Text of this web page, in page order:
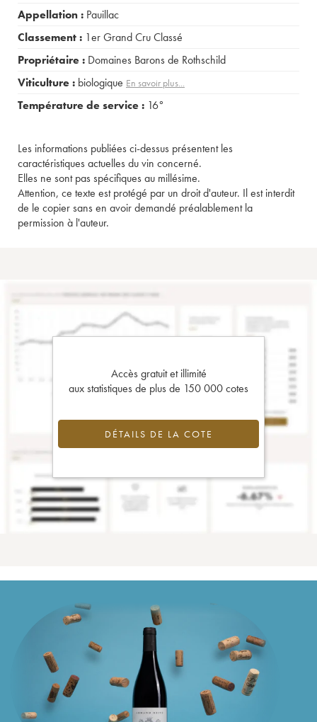
Appellation : Pauillac
Classement : 1er Grand Cru Classé
Propriétaire : Domaines Barons de Rothschild
Viticulture : biologique En savoir plus...
Température de service : 16°
Les informations publiées ci-dessus présentent les
caractéristiques actuelles du vin concerné.
Elles ne sont pas spécifiques au millésime.
Attention, ce texte est protégé par un droit d'auteur. Il est interdit
de le copier sans en avoir demandé préalablement la
permission à l'auteur.
Accès gratuit et illimité
aux statistiques de plus de 150 000 cotes
DÉTAILS DE LA COTE